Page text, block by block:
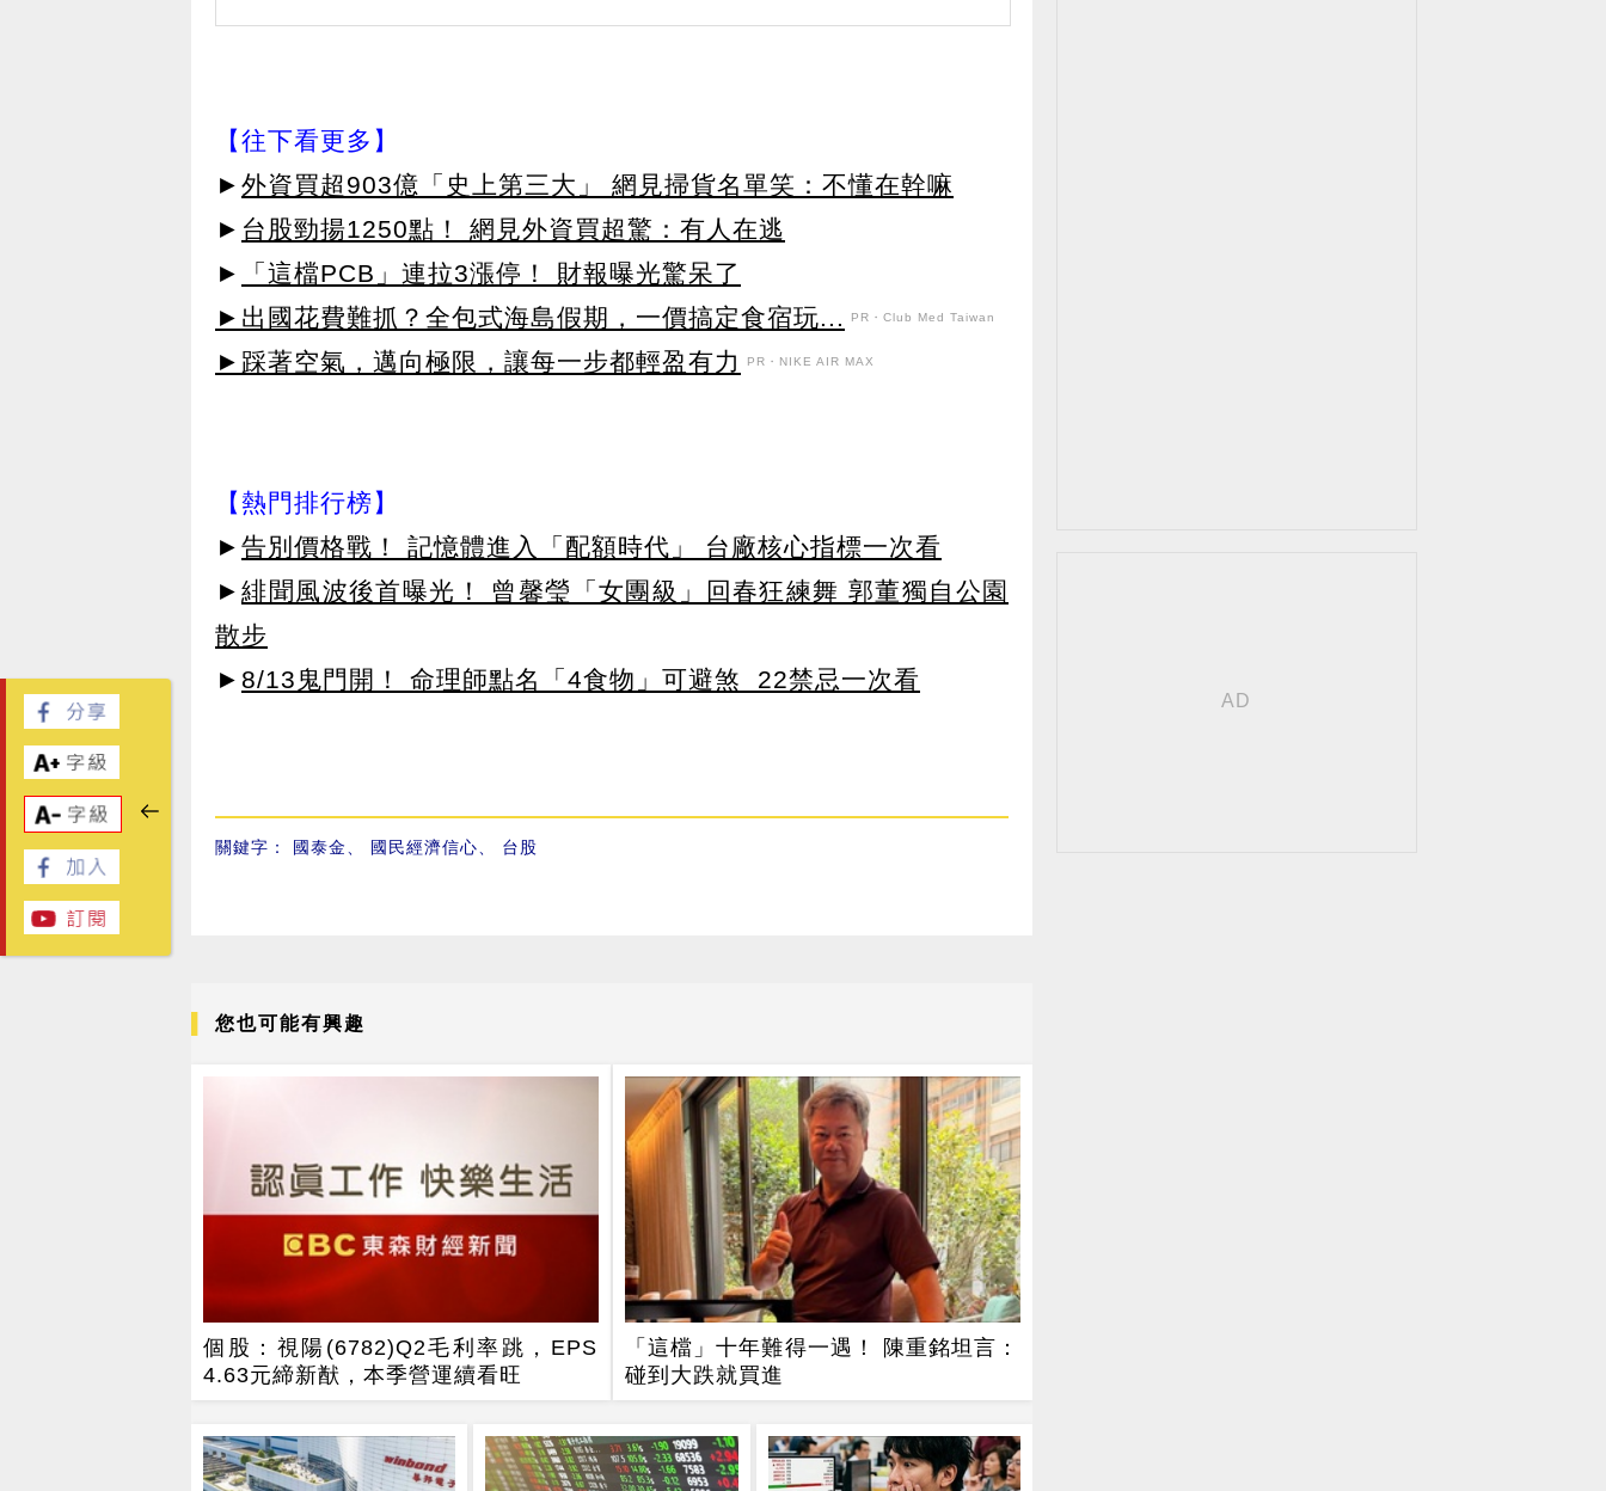
【往下看更多】
► 外資買超903億「史上第三大」 網見掃貨名單笑：不懂在幹嘛
► 台股勁揚1250點！ 網見外資買超驚：有人在逃
►
「這檔PCB」連拉3漲停！ 財報曝光驚呆了
►出國花費難抓？全包式海島假期，一價搞定食宿玩...
PR・Club Med Taiwan
►踩著空氣，邁向極限，讓每一步都輕盈有力 PR・NIKE AIR MAX
【熱門排行榜】
► 告別價格戰！ 記憶體進入「配額時代」 台廠核心指標一次看
► 緋聞風波後首曝光！ 曾馨瑩「女團級」回春狂練舞 郭董獨自公園
散步
► 8/13鬼門開！ 命理師點名「4食物」可避煞 22禁忌一次看
關鍵字： 國泰金 國民經濟信心 台股
您也可能有興趣
個股：視陽(6782)Q2毛利率跳，EPS
4.63元締新猷，本季營運續看旺
「這檔」十年難得一遇！ 陳重銘坦言：
碰到大跌就買進